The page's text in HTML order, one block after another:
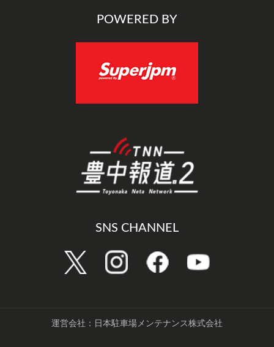
POWERED BY
SNS CHANNEL
運営会社：日本駐車場メンテナンス株式会社